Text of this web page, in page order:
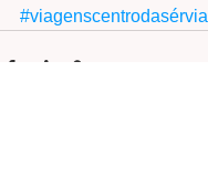
#viagenscentrodasérvia